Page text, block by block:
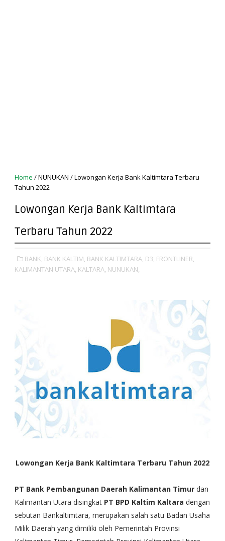
Home /NUNUKAN /Lowongan Kerja Bank Kaltimtara Terbaru
Tahun 2022
Lowongan Kerja Bank Kaltimtara
Terbaru Tahun 2022
BANK, BANK KALTIM, BANK KALTIMTARA, D3, FRONTLINER,
KALIMANTAN UTARA, KALTARA, NUNUKAN,
Lowongan Kerja Bank Kaltimtara Terbaru Tahun 2022
PT Bank Pembangunan Daerah Kalimantan Timurdan
Kalimantan Utara disingkat PT BPD Kaltim Kaltara dengan
sebutan Bankaltimtara, merupakan salah satu Badan Usaha
Milik Daerah yang dimiliki oleh Pemerintah Provinsi